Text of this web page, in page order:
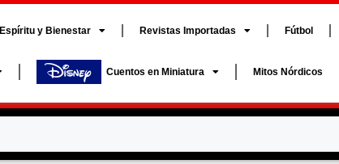
Espíritu y Bienestar Revistas Importadas Fútbol
Cuentos en Miniatura Mitos Nórdicos